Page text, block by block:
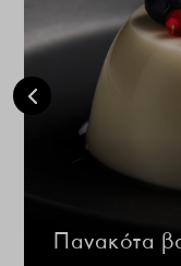
Πανακότα